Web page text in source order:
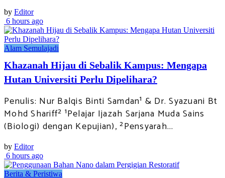
by Editor
6 hours ago
Alam Semulajadi
Khazanah Hijau di Sebalik Kampus: Mengapa
Hutan Universiti Perlu Dipelihara?
Penulis: Nur Balqis Binti Samdan¹ & Dr. Syazuani Bt
Mohd Shariff² ¹Pelajar Ijazah Sarjana Muda Sains
(Biologi) dengan Kepujian), ²Pensyarah...
by Editor
6 hours ago
Berita & Peristiwa